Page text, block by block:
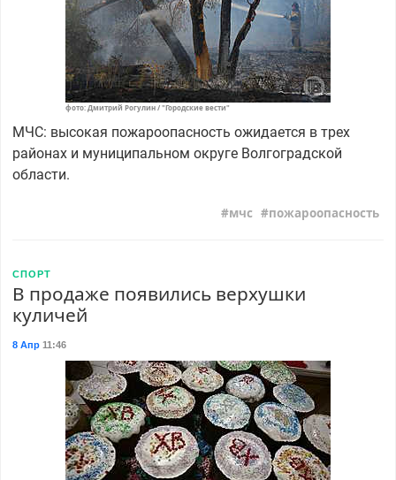
фото: Дмитрий Рогулин / "Городские вести"
МЧС: высокая пожароопасность ожидается в трех
районах и муниципальном округе Волгоградской
области.
мчс пожароопасность
СПОРТ
В продаже появились верхушки
куличей
8 Апр11:46